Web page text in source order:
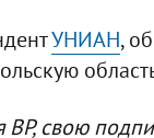
УНИАН,
ВР, свою